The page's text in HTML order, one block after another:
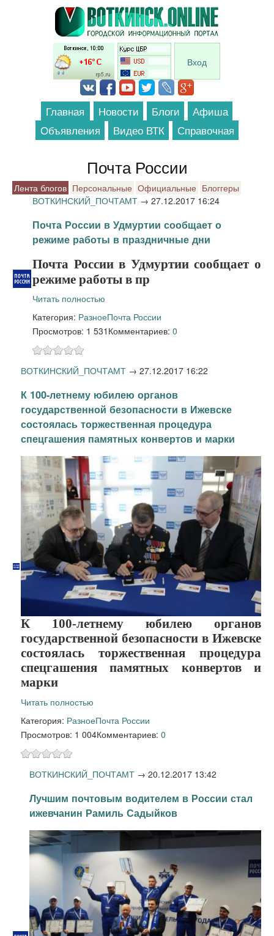
Перейти к основному содержанию
Вход
Главная Новости Блоги
Афиша
Объявления
Видео ВТК Справочная
Почта России
Лента блогов Персональные Официальные Блоггеры
ВОТКИНСКИЙ_ПОЧТАМТ → 27.12.2017 16:24
Почта России в Удмуртии сообщает о
режиме работы в праздничные дни
Почта России в Удмуртии сообщает о
режиме работы в пр
Читать полностью
Категория: РазноеПочта России
Просмотров: 1 531 Комментариев: 0
ВОТКИНСКИЙ_ПОЧТАМТ → 27.12.2017 16:22
К 100-летнему юбилею органов
государственной безопасности в Ижевске
состоялась торжественная процедура
спецгашения памятных конвертов и марки
К 100-летнему юбилею органов
государственной безопасности в Ижевске
состоялась торжественная процедура
спецгашения памятных конвертов и
марки
Читать полностью
Категория: РазноеПочта России
Просмотров: 1 004Комментариев: 0
ВОТКИНСКИЙ_ПОЧТАМТ → 20.12.2017 13:42
Лучшим почтовым водителем в России стал
ижевчанин Рамиль Садыйков